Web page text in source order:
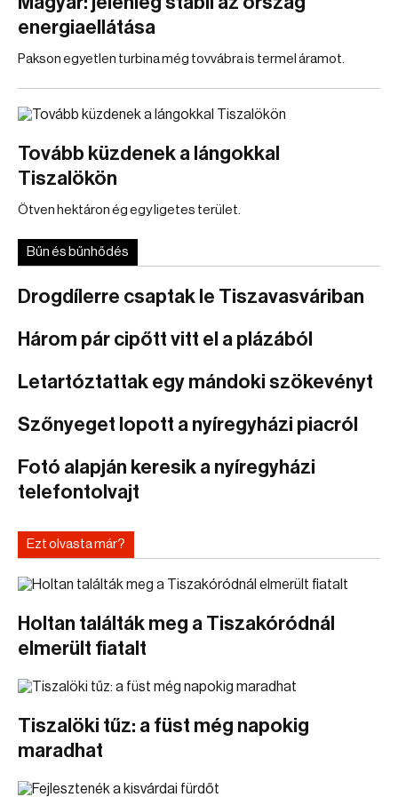
energiaellátása
Pakson egyetlen turbina még tovvábra is termel áramot.
Tovább küzdenek a lángokkal
Tiszalökön
Ötven hektáron ég egy ligetes terület.
Bűn és bűnhődés
Drogdílerre csaptak le Tiszavasváriban
Három pár cipőtt vitt el a plázából
Letartóztattak egy mándoki szökevényt
Szőnyeget lopott a nyíregyházi piacról
Fotó alapján keresik a nyíregyházi
telefontolvajt
Ezt olvasta már?
Holtan találták meg a Tiszakóródnál
elmerült fiatalt
Tiszalöki tűz: a füst még napokig
maradhat